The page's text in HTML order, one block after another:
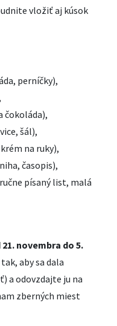
vložiť aj kúsok
perníčky),
čokoláda),
šál),
na ruky),
časopis),
písaný list, malá
21. novembra do 5.
aby sa dala
a odovzdajte ju na
zberných miest